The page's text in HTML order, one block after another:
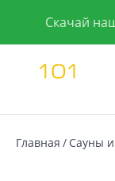
Скачай
Главная Сауны